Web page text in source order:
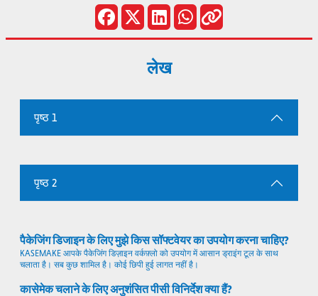
लेख
पृष्ठ 1
पृष्ठ 2
पैकेजिंग डिजाइन के लिए मुझे किस सॉफ्टवेयर का उपयोग करना चाहिए?
KASEMAKE आपके पैकेजिंग डिज़ाइन वर्कफ़्लो को उपयोग में आसान ड्राइंग टूल के साथ
चलाता है। सब कुछ शामिल है। कोई छिपी हुई लागत नहीं है।
कासेमेक चलाने के लिए अनुशंसित पीसी विनिर्देश क्या हैं?